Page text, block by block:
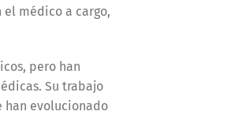
médico a cargo,
pero han
Su trabajo
han evolucionado